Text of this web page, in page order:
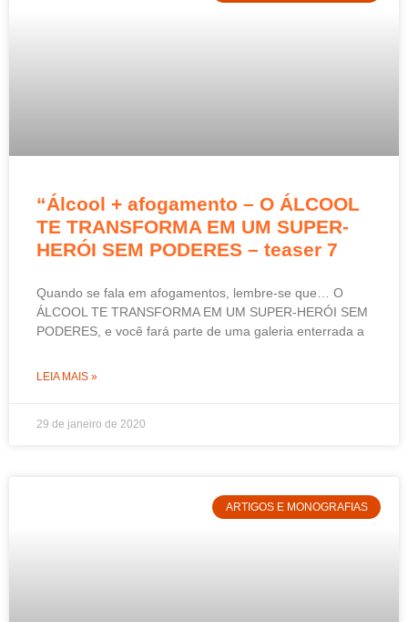
“Álcool + afogamento – O ÁLCOOL
TE TRANSFORMA EM UM SUPER-
HERÓI SEM PODERES – teaser 7
Quando se fala em afogamentos, lembre-se que… O
ÁLCOOL TE TRANSFORMA EM UM SUPER-HERÓI SEM
PODERES, e você fará parte de uma galeria enterrada a
LEIA MAIS »
29 de janeiro de 2020
ARTIGOS E MONOGRAFIAS